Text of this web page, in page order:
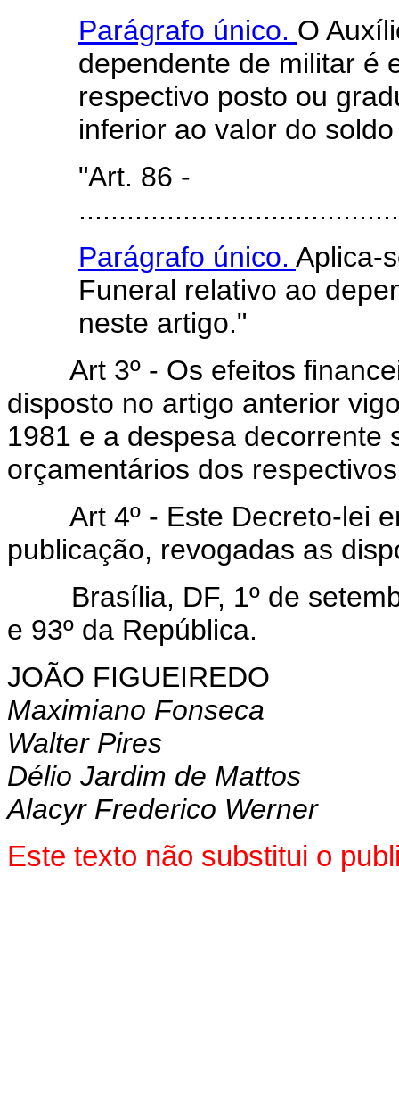
Parágrafo único. O
dependente de militar é
respectivo posto ou
inferior ao valor do
"Art. 86 -
Parágrafo único. Aplica-
Funeral relativo ao
neste artigo."
Art 3º - Os efeitos
disposto no artigo anterior
1981 e a despesa decorrente
orçamentários dos
Art 4º - Este Decreto-lei
publicação, revogadas as
Brasília, DF, 1º de
e 93º da República.
JOÃO FIGUEIREDO
Maximiano Fonseca
Walter Pires
Délio Jardim de Mattos
Alacyr Frederico Werner
Este texto não substitui o